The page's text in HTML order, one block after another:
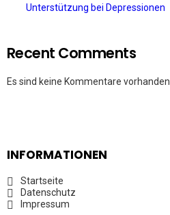
Unterstützung bei Depressionen
Recent Comments
Es sind keine Kommentare vorhanden.
INFORMATIONEN
Startseite
Datenschutz
Impressum